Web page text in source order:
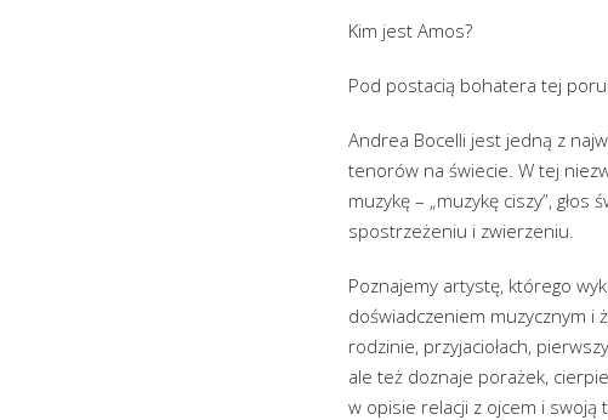
Kim jest Amos?
Pod postacią bohatera tej
Andrea Bocelli jest jedną z
tenorów na świecie. W tej
muzykę – „muzykę ciszy”,
spostrzeżeniu i zwierzeniu.
Poznajemy artystę, którego
doświadczeniem muzycznym i
rodzinie, przyjaciołach,
ale też doznaje porażek,
w opisie relacji z ojcem i swoją